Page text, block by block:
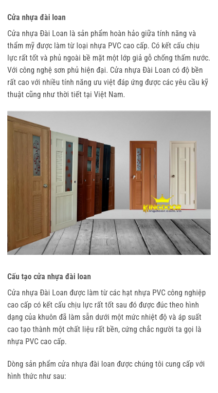
Cửa nhựa đài loan
Cửa nhựa Đài Loan là sản phẩm hoàn hảo giữa tính năng và
thẩm mỹ được làm từ loại nhựa PVC cao cấp. Có kết cấu chịu
lực rất tốt và phủ ngoài bề mặt một lớp giả gỗ chống thấm nước.
Với công nghệ sơn phủ hiện đại. Cửa nhựa Đài Loan có độ bền
rất cao với nhiều tính năng ưu việt đáp ứng được các yêu cầu kỹ
thuật cũng như thời tiết tại Việt Nam.
Cấu tạo cửa nhựa đài loan
Cửa nhựa Đài Loan được làm từ các hạt nhựa PVC công nghiệp
cao cấp có kết cấu chịu lực rất tốt sau đó được đúc theo hình
dạng của khuôn đã làm sẵn dưới một mức nhiệt độ và áp suất
cao tạo thành một chất liệu rất bền, cứng chắc người ta gọi là
nhựa PVC cao cấp.
Dòng sản phẩm cửa nhựa đài loan được chúng tôi cung cấp với
hình thức như sau: